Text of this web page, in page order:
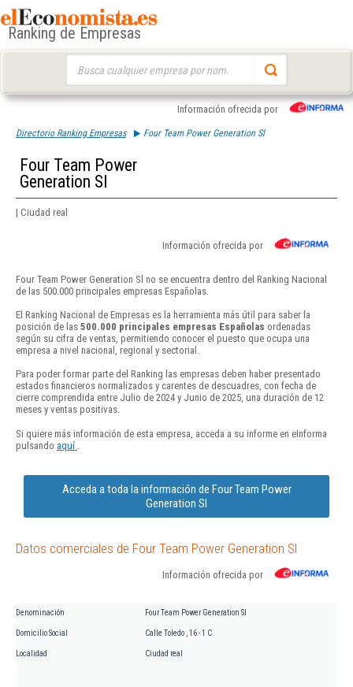
Ranking de Empresas
Información ofrecida por
Directorio Ranking Empresas Four Team Power Generation Sl
Four Team Power
Generation Sl
| Ciudad real
Información ofrecida por
Four Team Power Generation Sl no se encuentra dentro del Ranking Nacional
de las 500.000 principales empresas Españolas.
El Ranking Nacional de Empresas es la herramienta más útil para saber la
posición de las 500.000 principales empresas Españolas ordenadas
según su cifra de ventas, permitiendo conocer el puesto que ocupa una
empresa a nivel nacional, regional y sectorial.
Para poder formar parte del Ranking las empresas deben haber presentado
estados financieros normalizados y carentes de descuadres, con fecha de
cierre comprendida entre Julio de 2024 y Junio de 2025, una duración de 12
meses y ventas positivas.
Si quiere más información de esta empresa, acceda a su informe en eInforma
pulsando aquí
Acceda a toda la información de Four Team Power
Generation Sl
Datos comerciales de Four Team Power Generation Sl
Información ofrecida por
Denominación Four Team Power Generation Sl
Domicilio Social Calle Toledo , 16 - 1 C
Localidad Ciudad real